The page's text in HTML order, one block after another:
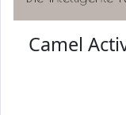
Camel